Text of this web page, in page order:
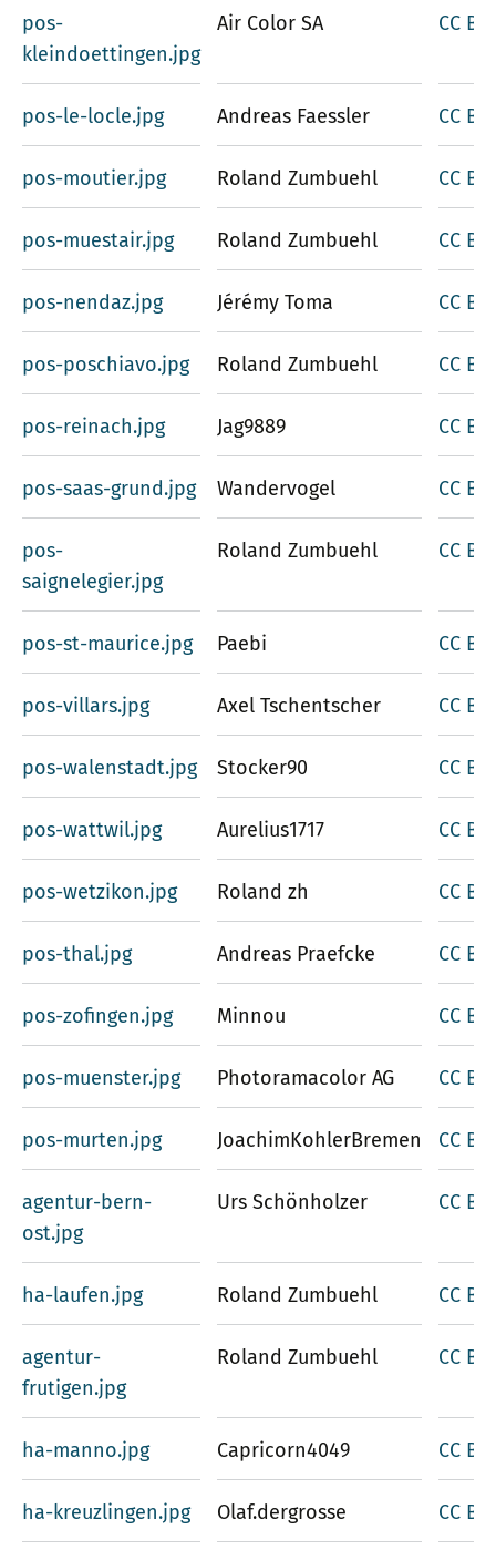
pos-
kleindoettingen.jpg
Air Color SA CC
pos-le-locle.jpg Andreas Faessler CC
pos-moutier.jpg Roland Zumbuehl CC
pos-muestair.jpg Roland Zumbuehl CC
pos-nendaz.jpg Jérémy Toma CC
pos-poschiavo.jpg Roland Zumbuehl CC
pos-reinach.jpg Jag9889 CC
pos-saas-grund.jpg Wandervogel CC
pos-
saignelegier.jpg
Roland Zumbuehl CC
pos-st-maurice.jpg Paebi CC
pos-villars.jpg Axel Tschentscher CC
pos-walenstadt.jpg Stocker90 CC
pos-wattwil.jpg Aurelius1717 CC
pos-wetzikon.jpg Roland zh CC
pos-thal.jpg Andreas Praefcke CC
pos-zofingen.jpg Minnou CC
pos-muenster.jpg Photoramacolor AG CC
pos-murten.jpg JoachimKohlerBremen CC
agentur-bern-
ost.jpg
Urs Schönholzer CC
ha-laufen.jpg Roland Zumbuehl CC
agentur-
frutigen.jpg
Roland Zumbuehl CC BY
ha-manno.jpg Capricorn4049 CC
ha-kreuzlingen.jpg Olaf.dergrosse CC